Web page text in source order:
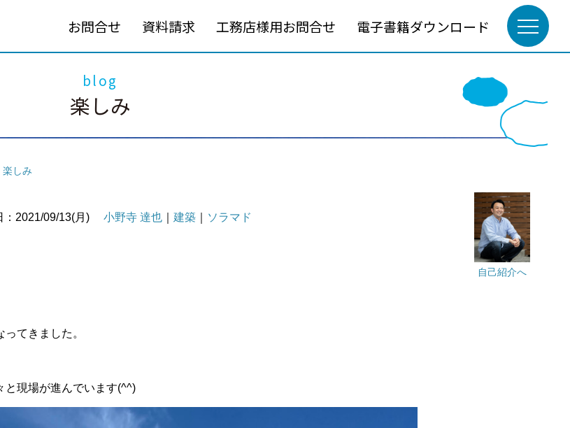
お問合せ 資料請求 工務店様用お問合せ 電子書籍ダウンロード
blog
楽しみ
楽しみ
自己紹介へ
：2021/09/13(月) 小野寺 達也 建築 ソラマド
てきました。
と現場が進んでいます(^^)